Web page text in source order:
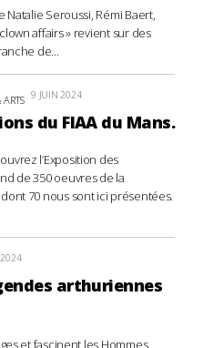
Natalie Seroussi, Rémi Baert,
affairs » revient sur des
de...
9 JUIN 2024
du FIAA du Mans.
l’Exposition des
de 350 oeuvres de la
70 nous sont ici présentées.
arthuriennes
et fascinent les Hommes,